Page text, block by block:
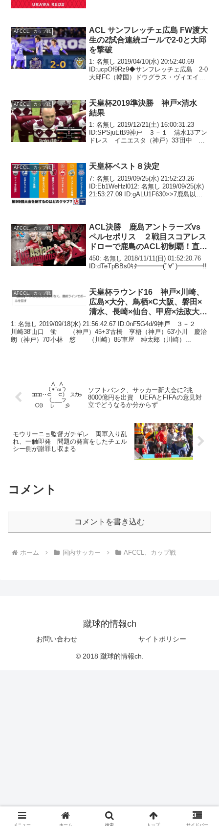
AFCCL、カップ戦
ACL サンフレッチェ広島 FW渡大
生の2試合連続ゴールで2-0と大邱
を撃破
1: 名無し 2019/04/10(水) 20:52:40.69
ID:ucpOf9Rz9◆サンフレッチェ広島 2-0
大邱FC（韓国）ドウグラス・ヴィエイラ
AFCCL、カップ戦
天皇杯2019準決勝 神戸×清水
結果
1: 名無し 2019/12/21(土) 16:00:31.23
ID:SPSjuEtB9神戸 ３－１ 清水13'アン
ドレス イニエスタ（神戸）33'田中 順
梧 ...
AFCCL、カップ戦 天皇杯ベスト８決定
7: 名無し 2019/09/25(水) 21:52:23.26
ID:Eb1WeHzl012: 名無し 2019/09/25(水)
21:53:27.09 ID:gALU1F630>>7鹿島以外
AFCCL、カップ戦
ACL決勝 鹿島アントラーズvs
ペルセポリス ２戦目スコアレス
ドローで鹿島のACL初制覇！直後
の反応
450: 名無し 2018/11/11(日) 01:52:20.76
ID:dTeTpBBs0ｷﾀ━━━━(ﾟ∀ﾟ)━━━━!!
AFCCL、カップ戦
天皇杯ラウンド16 神戸×川崎、
広島×大分、鳥栖×C大阪、磐田×
清水、長崎×仙台、甲府×法政大、
結果
1: 名無し 2019/09/18(水) 21:56:42.67 ID:0nF5G4d/9神戸 ３－２
川崎38'山口 蛍 （神戸）45+3'古橋 亨梧（神戸）63'小川 慶治
朗（神戸）70'小林 悠 （川崎）85'車屋 紳太郎（川崎）...
ソフトバンク、サッカー新大会に2兆
8000億円を出資 UEFAとFIFAの意見対
立でどうなるか分からず
モウリーニョ監督ガチギレ 両軍入り乱
れ、一触即発 問題の発言をしたチェル
シー側が謝罪し収まる
コメント
コメントを書き込む
ホーム 国内サッカー AFCCL、カップ戦
蹴球的情報ch
お問い合わせ サイトポリシー
© 2018 蹴球的情報ch.
メニュー ホーム 検索 トップ サイドバー